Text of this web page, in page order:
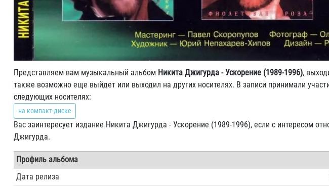
Представляем вам музыкальный альбом Никита Джигурда - Ускорение (1989-1996),
также возможно еще выйдет или выходил на других носителях. В записи принимали
следующих носителях:
на компакт-диске
Вас заинтересует издание Никита Джигурда - Ускорение (1989-1996), если с интересом
Джигурда.
Профиль альбома
Дата релиза